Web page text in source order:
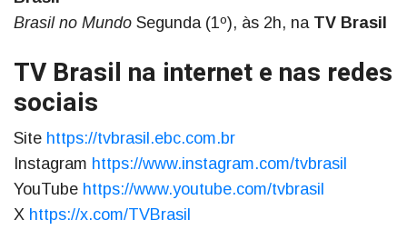
Brasil no Mundo Segunda (1º), às 2h, na TV Brasil
TV Brasil na internet e nas redes
sociais
Site https://tvbrasil.ebc.com.br
Instagram https://www.instagram.com/tvbrasil
YouTube https://www.youtube.com/tvbrasil
X https://x.com/TVBrasil